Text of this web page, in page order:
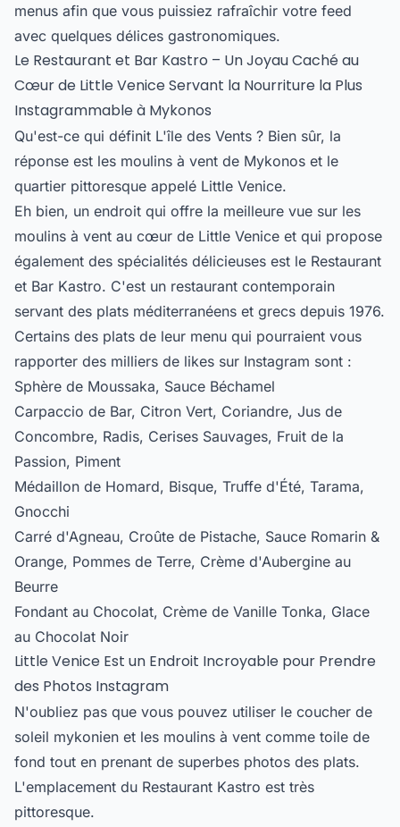
menus afin que vous puissiez rafraîchir votre feed
avec quelques délices gastronomiques.
Le Restaurant et Bar Kastro – Un Joyau Caché au
Cœur de Little Venice Servant la Nourriture la Plus
Instagrammable à Mykonos
Qu'est-ce qui définit L'île des Vents ? Bien sûr, la
réponse est les moulins à vent de Mykonos et le
quartier pittoresque appelé Little Venice.
Eh bien, un endroit qui offre la meilleure vue sur les
moulins à vent au cœur de Little Venice et qui propose
également des spécialités délicieuses est le Restaurant
et Bar Kastro. C'est un restaurant contemporain
servant des plats méditerranéens et grecs depuis 1976.
Certains des plats de leur menu qui pourraient vous
rapporter des milliers de likes sur Instagram sont :
Sphère de Moussaka, Sauce Béchamel
Carpaccio de Bar, Citron Vert, Coriandre, Jus de
Concombre, Radis, Cerises Sauvages, Fruit de la
Passion, Piment
Médaillon de Homard, Bisque, Truffe d'Été, Tarama,
Gnocchi
Carré d'Agneau, Croûte de Pistache, Sauce Romarin &
Orange, Pommes de Terre, Crème d'Aubergine au
Beurre
Fondant au Chocolat, Crème de Vanille Tonka, Glace
au Chocolat Noir
Little Venice Est un Endroit Incroyable pour Prendre
des Photos Instagram
N'oubliez pas que vous pouvez utiliser le coucher de
soleil mykonien et les moulins à vent comme toile de
fond tout en prenant de superbes photos des plats.
L'emplacement du Restaurant Kastro est très
pittoresque.